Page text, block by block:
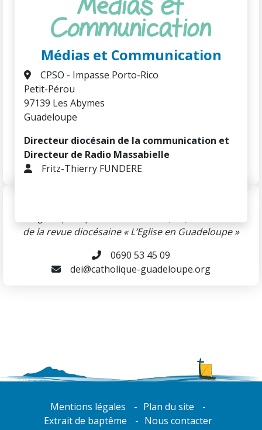
Médias et Communication
CPSO - Impasse Porto-Rico
Petit-Pérou
97139 Les Abymes
Guadeloupe
Directeur diocésain de la communication et
Directeur de Radio Massabielle
Fritz-Thierry FUNDERE
de la revue diocésaine « L’Eglise en Guadeloupe »
0690 53 45 09
dei@catholique-guadeloupe.org
Mentions légales
Plan du site
Extrait de baptême
Nous contacter